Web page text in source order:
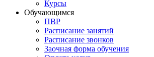
Курсы
Обучающимся
ПВР
Расписание занятий
Расписание звонков
Заочная форма обучения